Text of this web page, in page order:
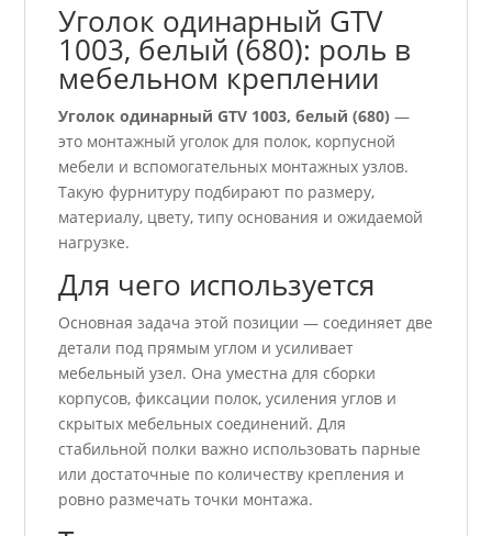
Уголок одинарный GTV
1003, белый (680): роль в
мебельном креплении
Уголок одинарный GTV 1003, белый (680) —
это монтажный уголок для полок, корпусной
мебели и вспомогательных монтажных узлов.
Такую фурнитуру подбирают по размеру,
материалу, цвету, типу основания и ожидаемой
нагрузке.
Для чего используется
Основная задача этой позиции — соединяет две
детали под прямым углом и усиливает
мебельный узел. Она уместна для сборки
корпусов, фиксации полок, усиления углов и
скрытых мебельных соединений. Для
стабильной полки важно использовать парные
или достаточные по количеству крепления и
ровно размечать точки монтажа.